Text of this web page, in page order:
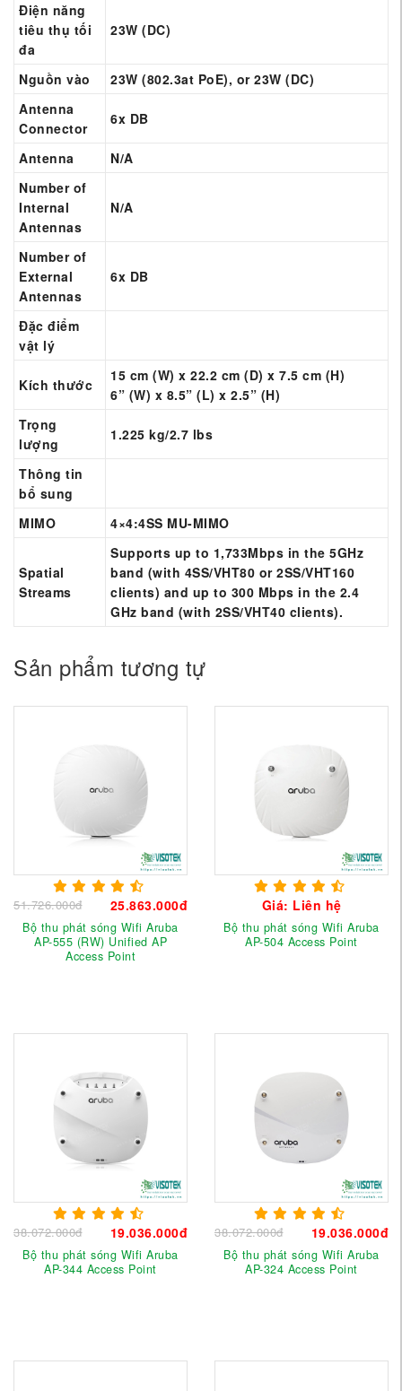
Điện năng
tiêu thụ tối
đa
23W (DC)
Nguồn vào
23W (802.3at PoE), or 23W (DC)
Antenna
Connector
6x DB
Antenna
N/A
Number of
Internal
Antennas
N/A
Number of
External
Antennas
6x DB
Đặc điểm
vật lý
Kích thước
15 cm (W) x 22.2 cm (D) x 7.5 cm (H)
6” (W) x 8.5” (L) x 2.5” (H)
Trọng
lượng
1.225 kg/2.7 lbs
Thông tin
bổ sung
MIMO
4×4:4SS MU-MIMO
Spatial
Streams
Supports up to 1,733Mbps in the 5GHz
band (with 4SS/VHT80 or 2SS/VHT160
clients) and up to 300 Mbps in the 2.4
GHz band (with 2SS/VHT40 clients).
Sản phẩm tương tự
51.726.000đ 25.863.000đ
Bộ thu phát sóng Wifi Aruba
AP-555 (RW) Unified AP
Access Point
Giá: Liên hệ
Bộ thu phát sóng Wifi Aruba
AP-504 Access Point
38.072.000đ 19.036.000đ
Bộ thu phát sóng Wifi Aruba
AP-344 Access Point
38.072.000đ 19.036.000đ
Bộ thu phát sóng Wifi Aruba
AP-324 Access Point